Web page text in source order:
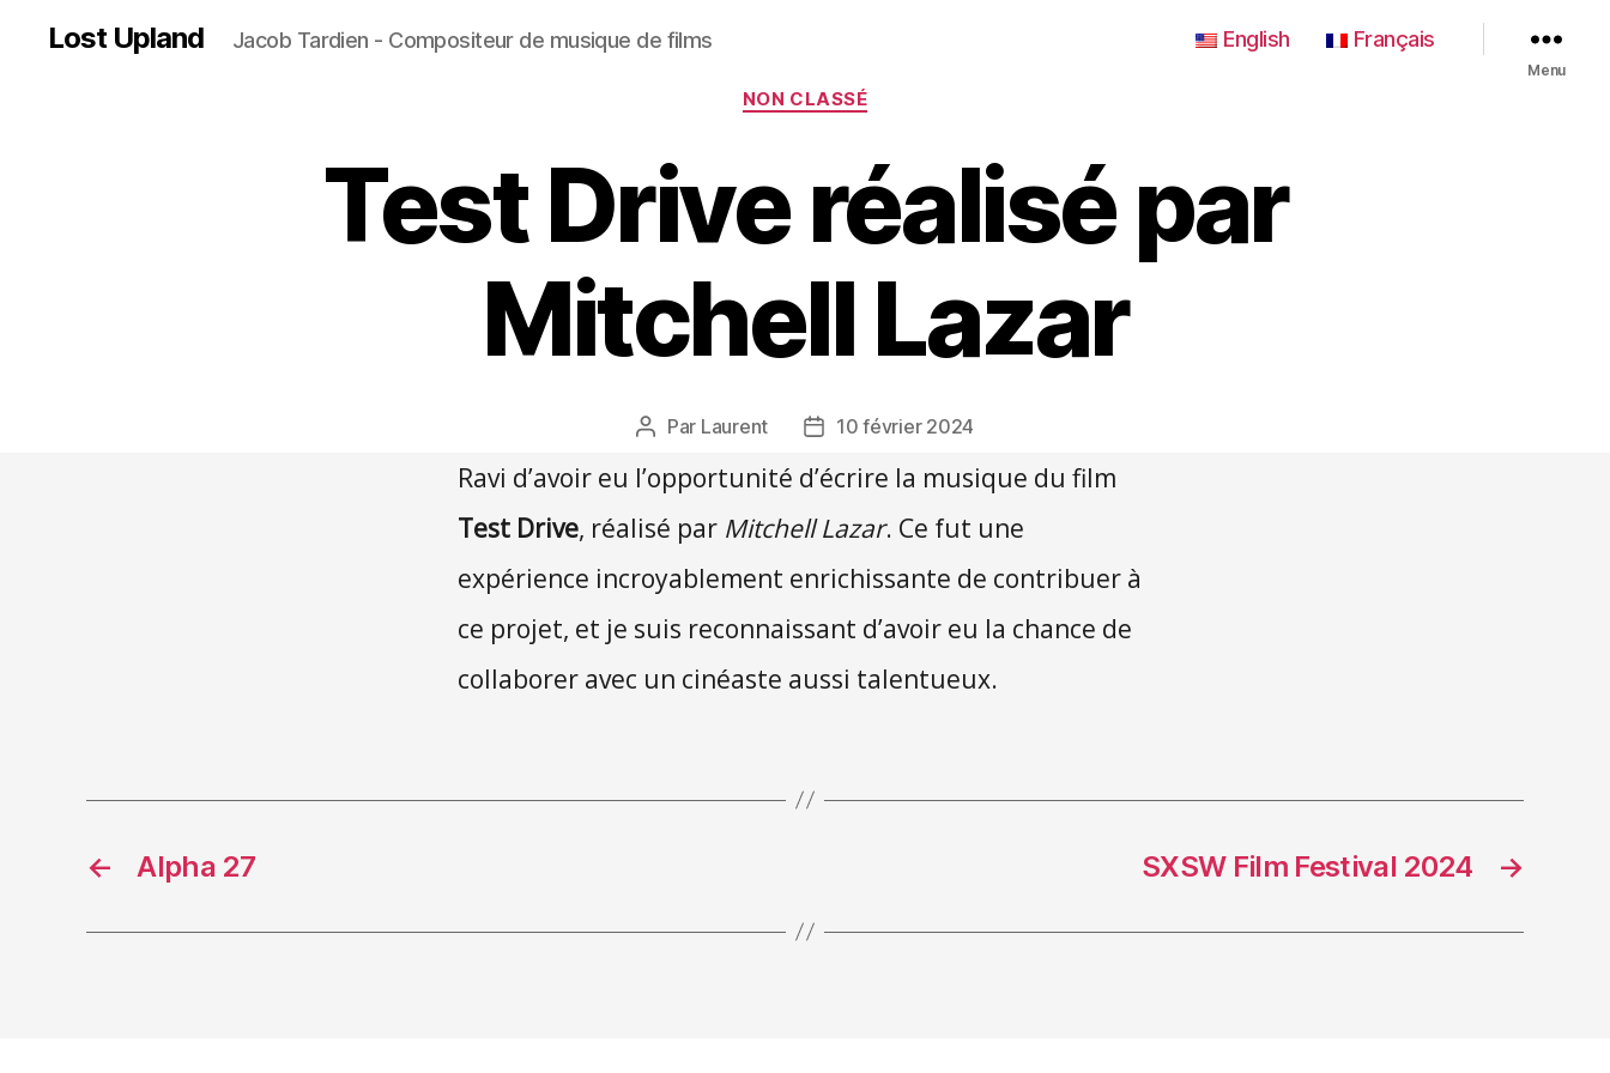
Lost Upland Jacob Tardien - Compositeur de musique de films English Français
Menu
Catégories
NON CLASSÉ
Test Drive réalisé par
Mitchell Lazar
Auteur
l’article
Par Laurent
Date
l’article
10 février 2024
Ravi d’avoir eu l’opportunité d’écrire la musique du film
Test Drive, réalisé par Mitchell Lazar. Ce fut une
expérience incroyablement enrichissante de contribuer à
ce projet, et je suis reconnaissant d’avoir eu la chance de
collaborer avec un cinéaste aussi talentueux.
← Alpha 27 →
SXSW Film Festival 2024